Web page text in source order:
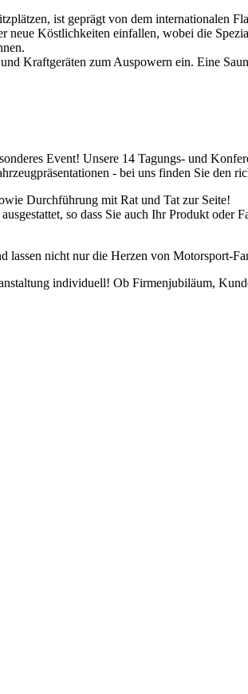
ist geprägt von dem internationalen
neue Köstlichkeiten einfallen, wobei die
Kraftgeräten zum Auspowern ein. Eine
Event! Unsere 14 Tagungs- und
- bei uns finden Sie den
Durchführung mit Rat und Tat zur Seite!
so dass Sie auch Ihr Produkt oder
nicht nur die Herzen von Motorsport-
individuell! Ob Firmenjubiläum,